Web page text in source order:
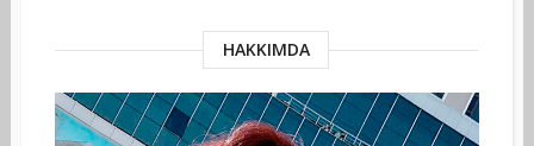
HAKKIMDA